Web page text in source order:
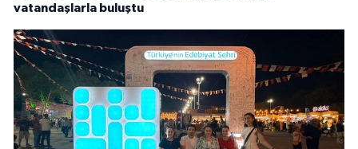
vatandaşlarla buluştu